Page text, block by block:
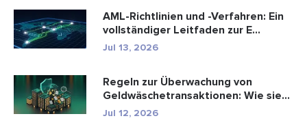
AML-Richtlinien und -Verfahren: Ein
vollständiger Leitfaden zur E...
Jul 13, 2026
Regeln zur Überwachung von
Geldwäschetransaktionen: Wie sie
Fina...
Jul 12, 2026